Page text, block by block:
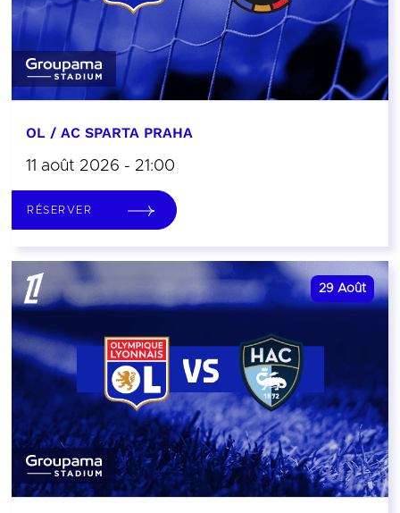
OL / AC SPARTA PRAHA
11 août 2026 - 21:00
RÉSERVER
29 Août